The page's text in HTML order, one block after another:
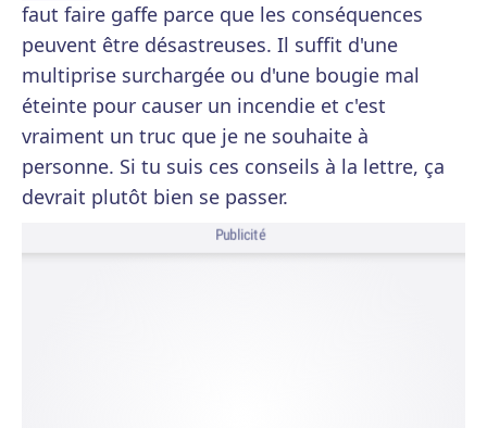
faut faire gaffe parce que les conséquences
peuvent être désastreuses. Il suffit d'une
multiprise surchargée ou d'une bougie mal
éteinte pour causer un incendie et c'est
vraiment un truc que je ne souhaite à
personne. Si tu suis ces conseils à la lettre, ça
devrait plutôt bien se passer.
Publicité